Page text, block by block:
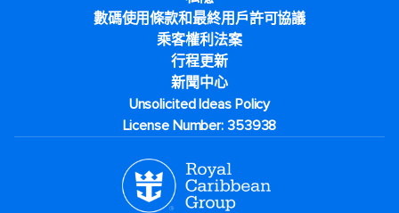
數碼使用條款和最終用戶許可協議
乘客權利法案
行程更新
新聞中心
Unsolicited Ideas Policy
License Number: 353938